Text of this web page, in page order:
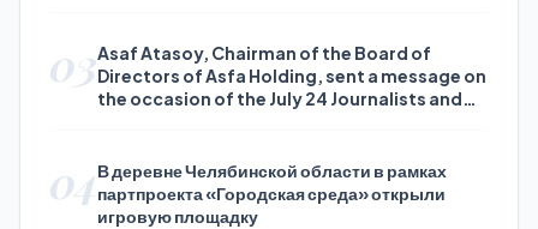
03Asaf Atasoy, Chairman of the Board of
Directors of Asfa Holding, sent a message on
the occasion of the July 24 Journalists and
04В деревне Челябинской области в рамках
партпроекта «Городская среда» открыли
игровую площадку